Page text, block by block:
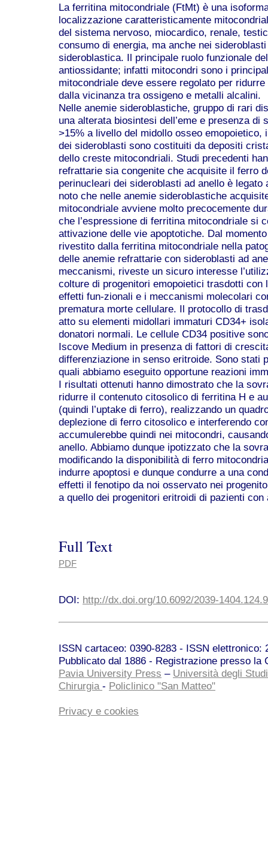
La ferritina mitocondriale (FtMt) è una
localizzazione caratteristicamente
del sistema nervoso, miocardico, renale,
consumo di energia, ma anche nei
sideroblastica. Il principale ruolo funzionale
antiossidante; infatti mitocondri sono i
mitocondriale deve essere regolato per
dalla vicinanza tra ossigeno e metalli alcalini.
Nelle anemie sideroblastiche, gruppo di rari
una alterata biosintesi dell’eme e presenza di
>15% a livello del midollo osseo
dei sideroblasti sono costituiti da depositi
dello creste mitocondriali. Studi precedenti
refrattarie sia congenite che acquisite il ferro
perinucleari dei sideroblasti ad anello è
noto che nelle anemie sideroblastiche
mitocondriale avviene molto precocemente
che l’espressione di ferritina mitocondriale si
attivazione delle vie apoptotiche. Dal
rivestito dalla ferritina mitocondriale nella
delle anemie refrattarie con sideroblasti ad
meccanismi, riveste un sicuro interesse
colture di progenitori emopoietici trasdotti
effetti fun-zionali e i meccanismi molecolari
prematura morte cellulare. Il protocollo di
atto su elementi midollari immaturi CD34+
donatori normali. Le cellule CD34 positive
Iscove Medium in presenza di fattori di
differenziazione in senso eritroide. Sono stati
quali abbiamo eseguito opportune reazioni
I risultati ottenuti hanno dimostrato che la
ridurre il contenuto citosolico di ferritina H e
(quindi l’uptake di ferro), realizzando un
deplezione di ferro citosolico e interferendo
accumulerebbe quindi nei mitocondri,
anello. Abbiamo dunque ipotizzato che la
modificando la disponibilità di ferro
indurre apoptosi e dunque condurre a una
effetti il fenotipo da noi osservato nei
a quello dei progenitori eritroidi di pazienti
Full Text
PDF
DOI: http://dx.doi.org/10.6092/2039-
ISSN cartaceo: 0390-8283 - ISSN
Pubblicato dal 1886 - Registrazione presso la
Pavia University Press – Università degli
Chirurgia - Policlinico "San Matteo"
Privacy e cookies